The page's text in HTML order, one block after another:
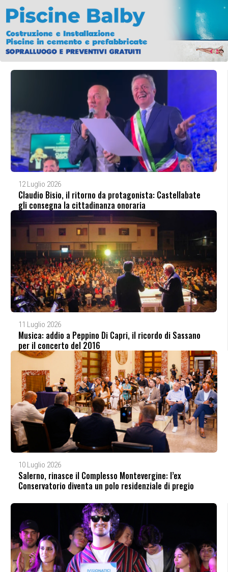
12 Luglio 2026
Claudio Bisio, il ritorno da protagonista: Castellabate
gli consegna la cittadinanza onoraria
11 Luglio 2026
Musica: addio a Peppino Di Capri, il ricordo di Sassano
per il concerto del 2016
10 Luglio 2026
Salerno, rinasce il Complesso Montevergine: l’ex
Conservatorio diventa un polo residenziale di pregio